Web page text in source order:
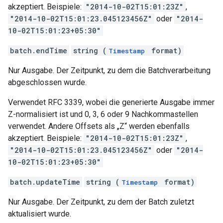
akzeptiert. Beispiele: "2014-10-02T15:01:23Z" ,
"2014-10-02T15:01:23.045123456Z" oder "2014-
10-02T15:01:23+05:30"
batch.endTime string ( Timestamp format)
Nur Ausgabe. Der Zeitpunkt, zu dem die Batchverarbeitung
abgeschlossen wurde.
Verwendet RFC 3339, wobei die generierte Ausgabe immer
Z-normalisiert ist und 0, 3, 6 oder 9 Nachkommastellen
verwendet. Andere Offsets als „Z“ werden ebenfalls
akzeptiert. Beispiele: "2014-10-02T15:01:23Z" ,
"2014-10-02T15:01:23.045123456Z" oder "2014-
10-02T15:01:23+05:30"
batch.updateTime string ( Timestamp format)
Nur Ausgabe. Der Zeitpunkt, zu dem der Batch zuletzt
aktualisiert wurde.